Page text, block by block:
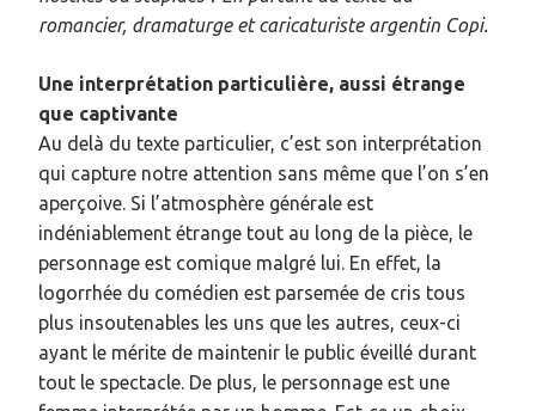
romancier, dramaturge et caricaturiste argentin Copi.
Une interprétation particulière, aussi étrange
que captivante
Au delà du texte particulier, c’est son interprétation
qui capture notre attention sans même que l’on s’en
aperçoive. Si l’atmosphère générale est
indéniablement étrange tout au long de la pièce, le
personnage est comique malgré lui. En effet, la
logorrhée du comédien est parsemée de cris tous
plus insoutenables les uns que les autres, ceux-ci
ayant le mérite de maintenir le public éveillé durant
tout le spectacle. De plus, le personnage est une